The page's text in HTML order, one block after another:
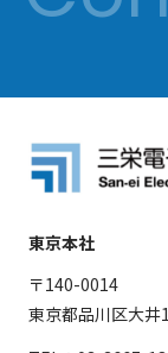
東京本社
〒140-0014
東京都品川区大